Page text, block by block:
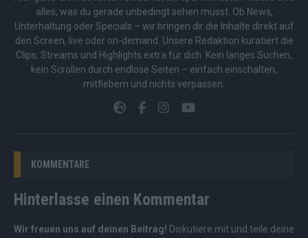
alles, was du gerade unbedingt sehen musst. Ob News,
Unterhaltung oder Specials – wir bringen dir die Inhalte direkt auf
den Screen, live oder on-demand. Unsere Redaktion kuratiert die
Clips, Streams und Highlights extra für dich. Kein langes Suchen,
kein Scrollen durch endlose Seiten – einfach einschalten,
mitfiebern und nichts verpassen.
KOMMENTARE
Hinterlasse einen Kommentar
Wir freuen uns auf deinen Beitrag! Diskutiere mit und teile deine